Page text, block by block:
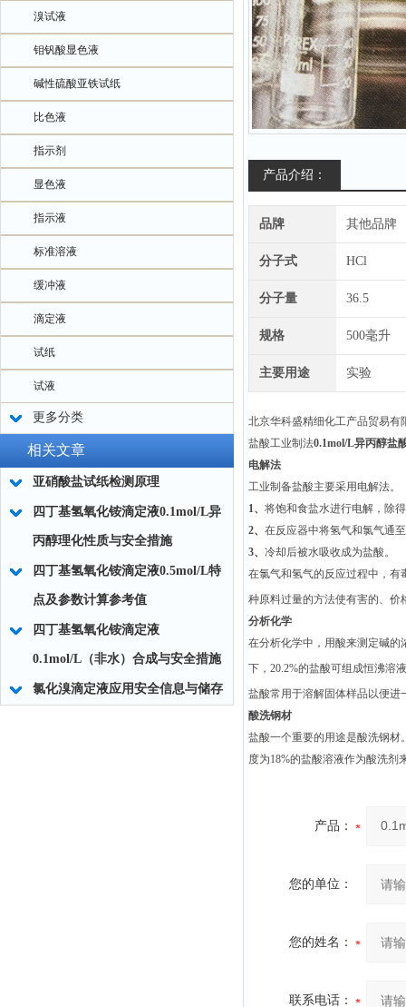
溴试液
钼钒酸显色液
碱性硫酸亚铁试纸
比色液
指示剂
显色液
指示液
标准溶液
缓冲液
滴定液
试纸
试液
更多分类
相关文章
亚硝酸盐试纸检测原理
四丁基氢氧化铵滴定液0.1mol/L异
丙醇理化性质与安全措施
四丁基氢氧化铵滴定液0.5mol/L特
点及参数计算参考值
四丁基氢氧化铵滴定液
0.1mol/L（非水）合成与安全措施
氯化溴滴定液应用安全信息与储存
产品介绍：
品牌 其他品牌
分子式 HCl
分子量 36.5
规格 500毫升
主要用途 实验
北京华科盛精细化工产品贸易有
盐酸工业制法0.1mol/L异丙醇盐
电解法
工业制备盐酸主要采用电解法。
1、 将饱和食盐水进行电解，除
2、 在反应器中将氢气和氯气通
3、 冷却后被水吸收成为盐酸。
在氯气和氢气的反应过程中，有
种原料过量的方法使有害的、价
分析化学
在分析化学中，用酸来测定碱的
下，20.2%的盐酸可组成恒沸溶
盐酸常用于溶解固体样品以便进
酸洗钢材
盐酸一个重要的用途是酸洗钢材
度为18%的盐酸溶液作为酸洗剂
产品：
您的单位：
您的姓名：
联系电话：